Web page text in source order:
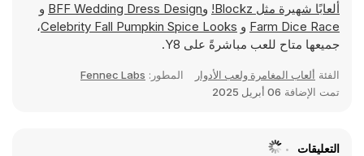
ألعابًا شهيرة مثل Blockz! وBFF Wedding Dress Design و
Farm Dice Race و Celebrity Fall Pumpkin Spice Looks،
جميعها متاح للعب مباشرةً على Y8.
الفئة ألعاب المغامرة ولعب الأدوار المطور: Fennec Labs
تمت الإضافة 06 أبريل 2025
التعليقات